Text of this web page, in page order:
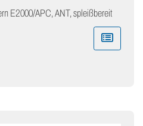
E2000/APC, ANT, spleißbereit